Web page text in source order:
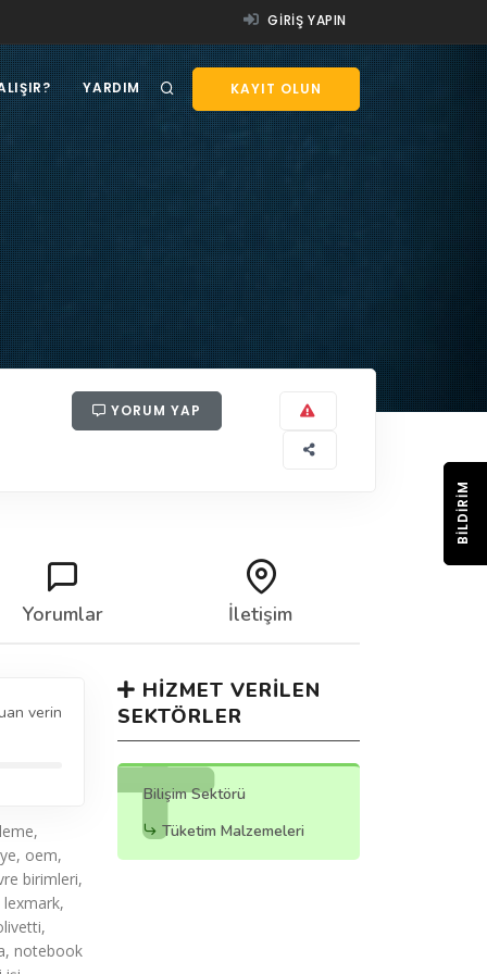
GIRIŞ YAPIN
KAYIT OLUN
YARDIM
YORUM YAP
Yorumlar İletişim
verin
oem,
birimleri,
notebook
HIZMET VERILEN
SEKTÖRLER
Bilişim Sektörü
Tüketim Malzemeleri
BILDIRIM